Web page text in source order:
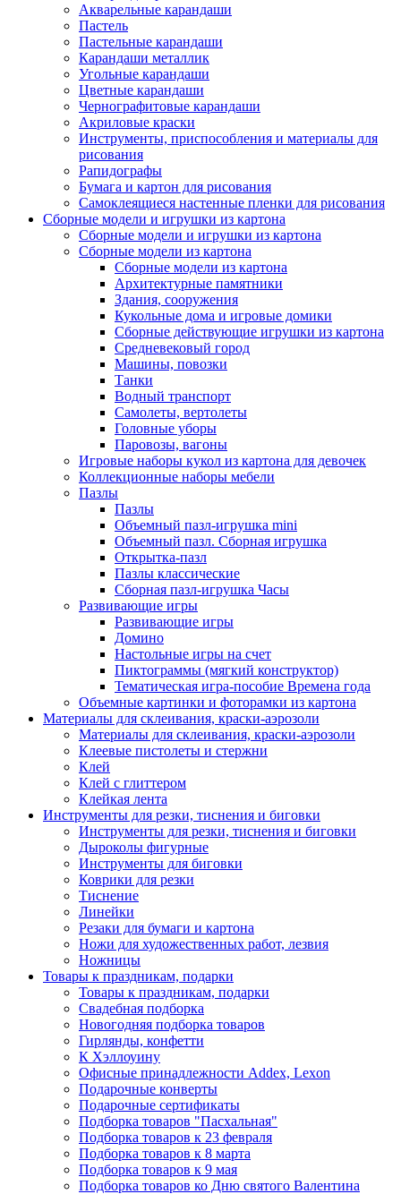
Акварельные карандаши
Пастель
Пастельные карандаши
Карандаши металлик
Угольные карандаши
Цветные карандаши
Чернографитовые карандаши
Акриловые краски
Инструменты, приспособления и материалы для
рисования
Рапидографы
Бумага и картон для рисования
Самоклеящиеся настенные пленки для рисования
Сборные модели и игрушки из картона
Сборные модели и игрушки из картона
Сборные модели из картона
Сборные модели из картона
Архитектурные памятники
Здания, сооружения
Кукольные дома и игровые домики
Сборные действующие игрушки из картона
Средневековый город
Машины, повозки
Танки
Водный транспорт
Самолеты, вертолеты
Головные уборы
Паровозы, вагоны
Игровые наборы кукол из картона для девочек
Коллекционные наборы мебели
Пазлы
Пазлы
Объемный пазл-игрушка mini
Объемный пазл. Сборная игрушка
Открытка-пазл
Пазлы классические
Сборная пазл-игрушка Часы
Развивающие игры
Развивающие игры
Домино
Настольные игры на счет
Пиктограммы (мягкий конструктор)
Тематическая игра-пособие Времена года
Объемные картинки и фоторамки из картона
Материалы для склеивания, краски-аэрозоли
Материалы для склеивания, краски-аэрозоли
Клеевые пистолеты и стержни
Клей
Клей с глиттером
Клейкая лента
Инструменты для резки, тиснения и биговки
Инструменты для резки, тиснения и биговки
Дыроколы фигурные
Инструменты для биговки
Коврики для резки
Тиснение
Линейки
Резаки для бумаги и картона
Ножи для художественных работ, лезвия
Ножницы
Товары к праздникам, подарки
Товары к праздникам, подарки
Свадебная подборка
Новогодняя подборка товаров
Гирлянды, конфетти
К Хэллоуину
Офисные принадлежности Addex, Lexon
Подарочные конверты
Подарочные сертификаты
Подборка товаров "Пасхальная"
Подборка товаров к 23 февраля
Подборка товаров к 8 марта
Подборка товаров к 9 мая
Подборка товаров ко Дню святого Валентина